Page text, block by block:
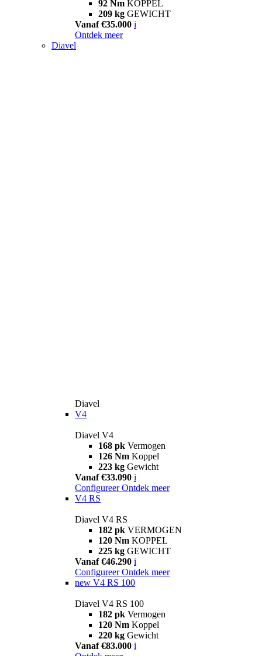
92 Nm KOPPEL
209 kg GEWICHT
Vanaf €35.000 i
Ontdek meer
Diavel
Diavel
V4
Diavel V4
168 pk Vermogen
126 Nm Koppel
223 kg Gewicht
Vanaf €33.090 i
Configureer Ontdek meer
V4 RS
Diavel V4 RS
182 pk VERMOGEN
120 Nm KOPPEL
225 kg GEWICHT
Vanaf €46.290 i
Configureer Ontdek meer
new V4 RS 100
Diavel V4 RS 100
182 pk Vermogen
120 Nm Koppel
220 kg Gewicht
Vanaf €83.000 i